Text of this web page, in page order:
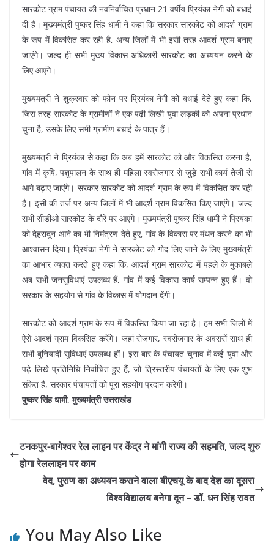
सारकोट ग्राम पंचायत की नवनिर्वाचित प्रधान 21 वर्षीय प्रियंका नेगी को बधाई
दी है। मुख्यमंत्री पुष्कर सिंह धामी ने कहा कि सरकार सारकोट को आदर्श ग्राम
के रूप में विकसित कर रही है, अन्य जिलों में भी इसी तरह आदर्श ग्राम बनाए
जाएंगे। जल्द ही सभी मुख्य विकास अधिकारी सारकोट का अध्ययन करने के
लिए आएंगे।
मुख्यमंत्री ने शुक्रवार को फोन पर प्रियंका नेगी को बधाई देते हुए कहा कि,
जिस तरह सारकोट के ग्रामीणों ने एक पढ़ी लिखी युवा लड़की को अपना प्रधान
चुना है, उसके लिए सभी ग्रामीण बधाई के पात्र हैं।
मुख्यमंत्री ने प्रियंका से कहा कि अब हमें सारकोट को और विकसित करना है,
गांव में कृषि, पशुपालन के साथ ही महिला स्वरोजगार से जुड़े सभी कार्य तेजी से
आगे बढ़ाए जाएंगे। सरकार सारकोट को आदर्श ग्राम के रूप में विकसित कर रही
है। इसी की तर्ज पर अन्य जिलों में भी आदर्श ग्राम विकसित किए जाएंगे। जल्द
सभी सीडीओ सारकोट के दौरे पर आएंगे। मुख्यमंत्री पुष्कर सिंह धामी ने प्रियंका
को देहरादून आने का भी निमंत्रण देते हुए, गांव के विकास पर मंथन करने का भी
आश्वासन दिया। प्रियंका नेगी ने सारकोट को गोद लिए जाने के लिए मुख्यमंत्री
का आभार व्यक्त करते हुए कहा कि, आदर्श ग्राम सारकोट में पहले के मुकाबले
अब सभी जनसुविधाएं उपलब्ध हैं, गांव में कई विकास कार्य सम्पन्न हुए हैं। वो
सरकार के सहयोग से गांव के विकास में योगदान देंगी।
सारकोट को आदर्श ग्राम के रूप में विकसित किया जा रहा है। हम सभी जिलों में
ऐसे आदर्श ग्राम विकसित करेंगे। जहां रोजगार, स्वरोजगार के अवसरों साथ ही
सभी बुनियादी सुविधाएं उपलब्ध हों। इस बार के पंचायत चुनाव में कई युवा और
पढ़े लिखे प्रतिनिधि निर्वाचित हुए हैं, जो त्रिस्तरीय पंचायतों के लिए एक शुभ
संकेत है, सरकार पंचायतों को पूरा सहयोग प्रदान करेगी।
पुष्कर सिंह धामी, मुख्यमंत्री उत्तराखंड
टनकपुर-बागेश्वर रेल लाइन पर केंद्र ने मांगी राज्य की सहमति, जल्द शुरु
होगा रेललाइन पर काम
वेद, पुराण का अध्ययन कराने वाला बीएचयू के बाद देश का दूसरा
विश्वविद्यालय बनेगा दून – डॉ. धन सिंह रावत
You May Also Like